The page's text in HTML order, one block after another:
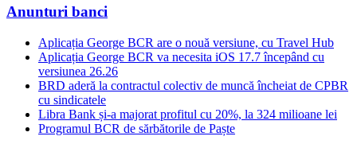
Anunturi banci
Aplicația George BCR are o nouă versiune, cu Travel Hub
Aplicația George BCR va necesita iOS 17.7 începând cu
versiunea 26.26
BRD aderă la contractul colectiv de muncă încheiat de CPBR
cu sindicatele
Libra Bank și-a majorat profitul cu 20%, la 324 milioane lei
Programul BCR de sărbătorile de Paște